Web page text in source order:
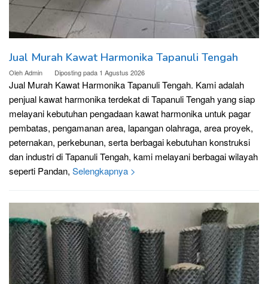
Jual Murah Kawat Harmonika Tapanuli Tengah
OlehAdmin Diposting pada 1 Agustus 2026
Jual Murah Kawat Harmonika Tapanuli Tengah. Kami adalah
penjual kawat harmonika terdekat di Tapanuli Tengah yang siap
melayani kebutuhan pengadaan kawat harmonika untuk pagar
pembatas, pengamanan area, lapangan olahraga, area proyek,
peternakan, perkebunan, serta berbagai kebutuhan konstruksi
dan industri di Tapanuli Tengah, kami melayani berbagai wilayah
seperti Pandan, Selengkapnya >